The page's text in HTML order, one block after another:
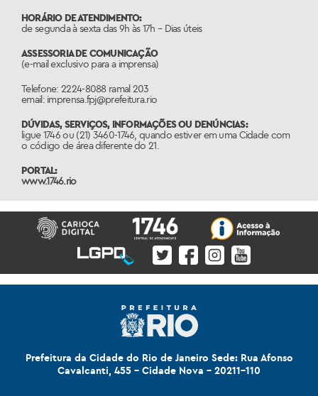
HORÁRIO DE ATENDIMENTO:
de segunda à sexta das 9h às 17h – Dias úteis
ASSESSORIA DE COMUNICAÇÃO
(e-mail exclusivo para a imprensa)
Telefone: 2224-8088 ramal 203
email: imprensa.fpj@prefeitura.rio
DÚVIDAS, SERVIÇOS, INFORMAÇÕES OU DENÚNCIAS:
ligue 1746 ou (21) 3460-1746, quando estiver em uma Cidade com
o código de área diferente do 21.
PORTAL:
www.1746.rio
Prefeitura da Cidade do Rio de Janeiro Sede: Rua Afonso
Cavalcanti, 455 - Cidade Nova - 20211-110